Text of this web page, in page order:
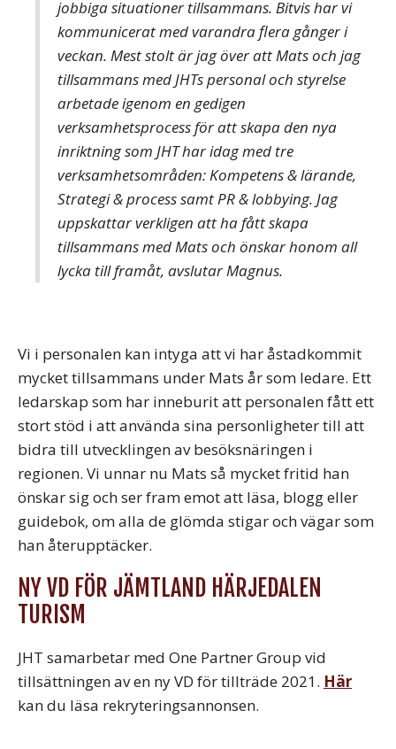
jobbiga situationer tillsammans. Bitvis har vi
kommunicerat med varandra flera gånger i
veckan. Mest stolt är jag över att Mats och jag
tillsammans med JHTs personal och styrelse
arbetade igenom en gedigen
verksamhetsprocess för att skapa den nya
inriktning som JHT har idag med tre
verksamhetsområden: Kompetens & lärande,
Strategi & process samt PR & lobbying. Jag
uppskattar verkligen att ha fått skapa
tillsammans med Mats och önskar honom all
lycka till framåt, avslutar Magnus.
Vi i personalen kan intyga att vi har åstadkommit
mycket tillsammans under Mats år som ledare. Ett
ledarskap som har inneburit att personalen fått ett
stort stöd i att använda sina personligheter till att
bidra till utvecklingen av besöksnäringen i
regionen. Vi unnar nu Mats så mycket fritid han
önskar sig och ser fram emot att läsa, blogg eller
guidebok, om alla de glömda stigar och vägar som
han återupptäcker.
NY VD FÖR JÄMTLAND HÄRJEDALEN
TURISM
JHT samarbetar med One Partner Group vid
tillsättningen av en ny VD för tillträde 2021. Här
kan du läsa rekryteringsannonsen.